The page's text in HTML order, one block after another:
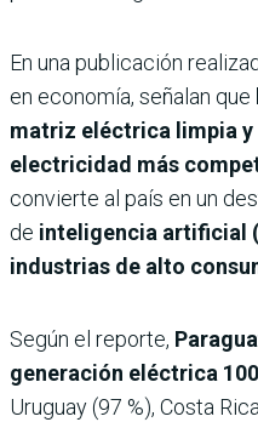
En una publicación
en economía, señalan que
matriz eléctrica limpia y
electricidad más
convierte al país en un
de inteligencia artificial
industrias de alto
Según el reporte,
generación eléctrica
Uruguay (97 %), Costa